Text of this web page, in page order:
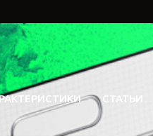
СТАТЬИ